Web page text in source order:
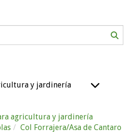
y jardinería
agricultura y jardinería
Col Forrajera/Asa de Cantaro